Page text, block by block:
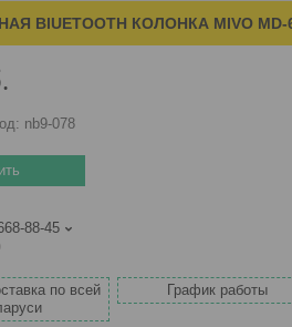
BlUETOOTH КОЛОНКА MIVO MD-
nb9-078
88-45
по всей
График работы